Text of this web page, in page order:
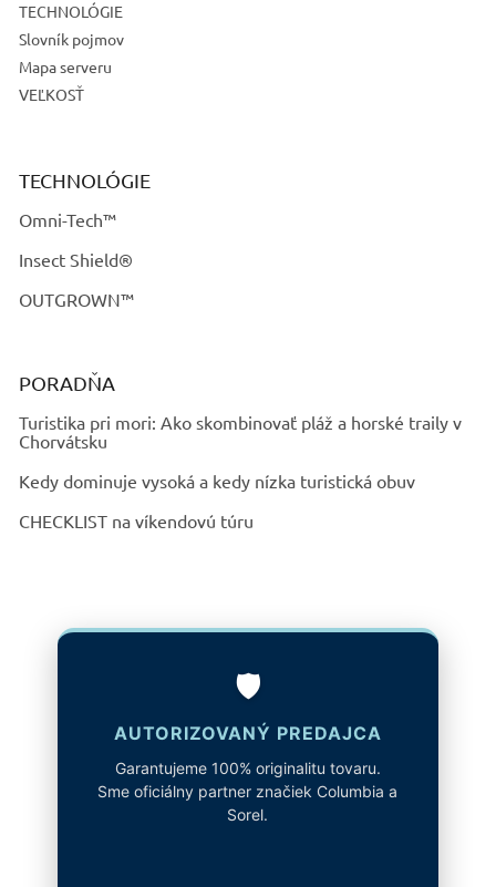
TECHNOLÓGIE
Slovník pojmov
Mapa serveru
VEĽKOSŤ
TECHNOLÓGIE
Omni-Tech™
Insect Shield®
OUTGROWN™
PORADŇA
Turistika pri mori: Ako skombinovať pláž a horské traily v
Chorvátsku
Kedy dominuje vysoká a kedy nízka turistická obuv
CHECKLIST na víkendovú túru
🛡️
AUTORIZOVANÝ PREDAJCA
Garantujeme 100% originalitu tovaru.
Sme oficiálny partner značiek Columbia a
Sorel.